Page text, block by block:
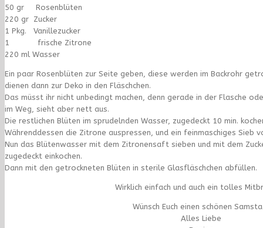
50 gr Rosenblüten
220 gr Zucker
1 Pkg. Vanillezucker
1 frische Zitrone
220 ml Wasser
Ein paar Rosenblüten zur Seite geben, diese werden im Backrohr
dienen dann zur Deko in den Fläschchen.
Das müsst ihr nicht unbedingt machen, denn gerade in der Flasche
im Weg, sieht aber nett aus.
Die restlichen Blüten im sprudelnden Wasser, zugedeckt 10 min.
Währenddessen die Zitrone auspressen, und ein feinmaschiges Sieb
Nun das Blütenwasser mit dem Zitronensaft sieben und mit dem
zugedeckt einkochen.
Dann mit den getrockneten Blüten in sterile Glasfläschchen abfüllen.
Wirklich einfach und auch ein tolles
Wünsch Euch einen schönen
Alles Liebe